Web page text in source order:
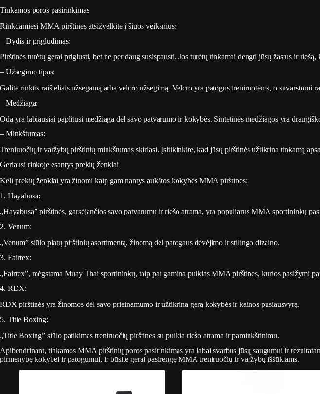
Tinkamos poros pasirinkimas
Rinkdamiesi MMA pirštines atsižvelkite į šiuos veiksnius:
– Dydis ir prigludimas:
Pirštinės turėtų gerai priglusti, bet ne per daug susispausti. Jos turėtų tinkamai dengti jūsų žastus ir riešą,
– Užsegimo tipas:
Galite rinktis raišteliais užsegamą arba velcro užsegimą. Velcro yra patogus treniruotėms, o suvarstomi
– Medžiaga:
Oda yra labiausiai paplitusi medžiaga dėl savo patvarumo ir kokybės. Sintetinės medžiagos yra
– Minkštumas:
Treniruočių ir varžybų pirštinių minkštumas skiriasi. Įsitikinkite, kad jūsų pirštinės užtikrina tinkamą
Geriausi rinkoje esantys prekių ženklai
Keli prekių ženklai yra žinomi kaip gaminantys aukštos kokybės MMA pirštines:
1. Hayabusa:
„Hayabusa” pirštinės, garsėjančios savo patvarumu ir riešo atrama, yra populiarus MMA sportininkų
2. Venum:
„Venum” siūlo platų pirštinių asortimentą, žinomą dėl patogaus dėvėjimo ir stilingo dizaino.
3. Fairtex:
„Fairtex”, mėgstama Muay Thai sportininkų, taip pat gamina puikias MMA pirštines, kurios pasižymi
4. RDX:
RDX pirštinės yra žinomos dėl savo prieinamumo ir užtikrina gerą kokybės ir kainos pusiausvyrą.
5. Title Boxing:
„Title Boxing” siūlo patikimas treniruočių pirštines su puikia riešo atrama ir paminkštinimu.
Apibendrinant, tinkamos MMA pirštinių poros pasirinkimas yra labai svarbus jūsų saugumui ir
pirmenybę kokybei ir patogumui, ir būsite gerai pasirengę MMA treniruočių ir varžybų iššūkiams.